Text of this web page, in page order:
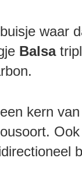
waar
Balsa
kern